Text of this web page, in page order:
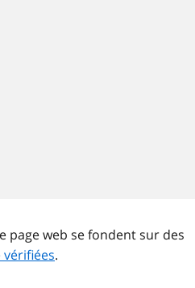
page web se fondent sur des
vérifiées.